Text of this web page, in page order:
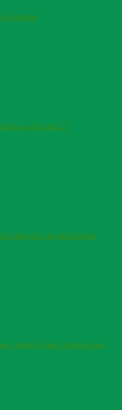
lành tính
hay uống thuốc ?
uống cây cải trời tốt không
bướu cổ bằng cây thuốc nam